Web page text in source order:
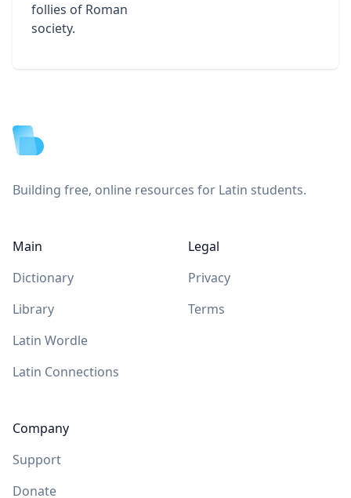
follies of Roman
society.
Building free, online resources for Latin students.
Main
Dictionary
Library
Latin Wordle
Latin Connections
Company
Support
Donate
Legal
Privacy
Terms